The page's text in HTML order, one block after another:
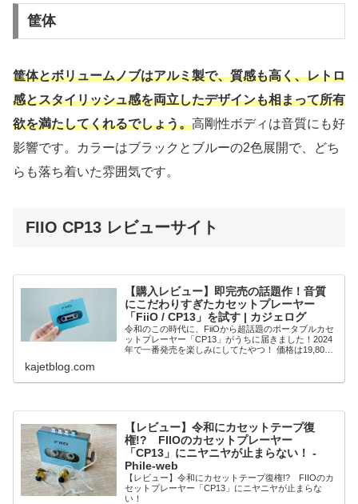
筐体
筐体とボリュームノブはアルミ製で、質感も高く、レトロ
感とスタイリッシュ感を両立したデザインも相まって所有
欲を満たしてくれるでしょう。高剛性ボディは音質にも好
影響です。カラーはブラックとブルーの2色展開で、どち
らも落ち着いた雰囲気です。
FIIO CP13 レビューサイト
【購入レビュー】即完売の話題作！音質
にこだわりすぎたカセットプレーヤー
「FiiO / CP13」を試す | カジェログ
令和のこの時代に、FiiOから超話題のポータブルカセ
ットプレーヤー「CP13」がうちに届きました！2024
年で一番発売を楽しみにしてたやつ！ 価格は19,800
kajetblog.com
【レビュー】令和にカセットテープ復
権!? FIIOのカセットプレーヤー
「CP13」にニヤニヤが止まらない！ -
Phile-web
【レビュー】令和にカセットテープ復権!? FIIOのカ
セットプレーヤー「CP13」にニヤニヤが止まらな
い！